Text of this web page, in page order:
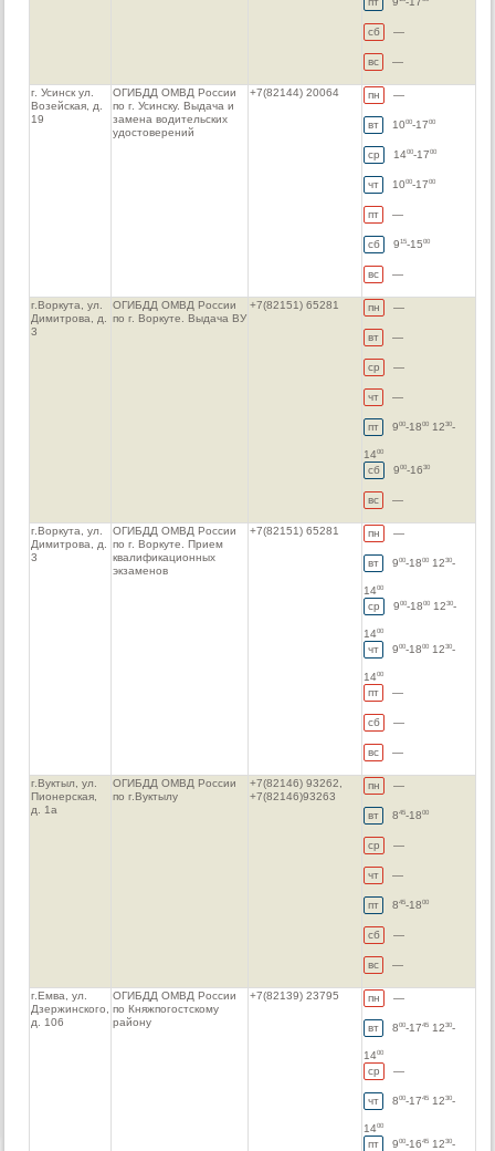
сб —
вс —
г. Усинск ул.
Возейская, д.
19
ОГИБДД ОМВД России
по г. Усинску. Выдача и
замена водительских
удостоверений
+7(82144) 20064 пн —
вт 1000 -1700
ср 1400 -1700
чт 1000 -1700
пт —
сб 915-1500
вс —
г.Воркута, ул.
Димитрова, д.
3
ОГИБДД ОМВД России
по г. Воркуте. Выдача ВУ
+7(82151) 65281 пн —
вт —
ср —
чт —
пт 900 -1800 1230 -
1400
сб 900 -1630
вс —
г.Воркута, ул.
Димитрова, д.
3
ОГИБДД ОМВД России
по г. Воркуте. Прием
квалификационных
экзаменов
+7(82151) 65281 пн —
вт 900 -1800 1230 -
1400
ср 900 -1800 1230 -
1400
чт 900 -1800 1230 -
1400
пт —
сб —
вс —
г.Вуктыл, ул.
Пионерская,
д. 1а
ОГИБДД ОМВД России
по г.Вуктылу
+7(82146) 93262,
+7(82146)93263
пн —
вт 845-1800
ср —
чт —
пт 845-1800
сб —
вс —
г.Емва, ул.
Дзержинского,
д. 106
ОГИБДД ОМВД России
по Княжпогостскому
району
+7(82139) 23795 пн —
вт 800 -1745 1230 -
1400
ср —
чт 800 -1745 1230 -
1400
пт 900 -1645 1230 -